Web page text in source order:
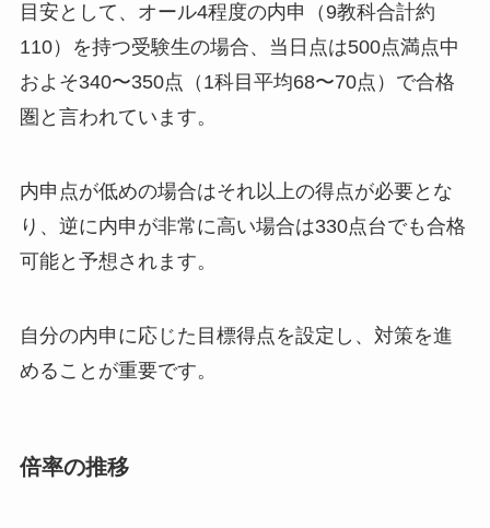
目安として、オール4程度の内申（9教科合計約
110）を持つ受験生の場合、当日点は500点満点中
およそ340〜350点（1科目平均68〜70点）で合格
圏と言われています。
内申点が低めの場合はそれ以上の得点が必要とな
り、逆に内申が非常に高い場合は330点台でも合格
可能と予想されます。
自分の内申に応じた目標得点を設定し、対策を進
めることが重要です。
倍率の推移